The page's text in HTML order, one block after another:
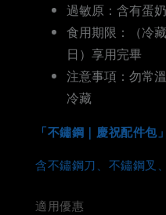
過敏原：含有蛋
食用期限：（冷
日）享用完畢
注意事項：勿常
冷藏
「不鏽鋼｜慶祝配件包」
含不鏽鋼刀、不鏽鋼叉
適用優惠